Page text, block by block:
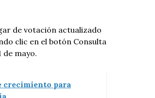
de votación actualizado
clic en el botón Consulta
de mayo.
crecimiento para